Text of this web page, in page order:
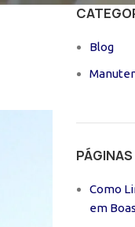
Blog
Como
em